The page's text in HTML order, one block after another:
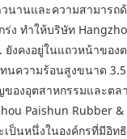
นานและความสามารถ
ร่ง ทำให้บริษัท
ยังคงอยู่ในแถวหน้าของ
นความร้อนสูงขนาด
องอุตสาหกรรมและตล
Paishun Rubber &
เป็นหนึ่งในองค์กรที่มีอิท